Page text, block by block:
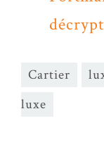
Cartier
luxe